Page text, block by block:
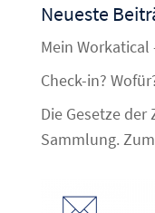
Neueste
Mein Workatical
Check-in?
Die Gesetze
Sammlung.